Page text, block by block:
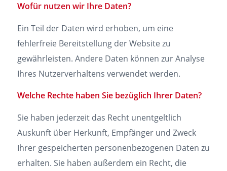
Wofür nutzen wir Ihre Daten?
Ein Teil der Daten wird erhoben, um eine
fehlerfreie Bereitstellung der Website zu
gewährleisten. Andere Daten können zur Analyse
Ihres Nutzerverhaltens verwendet werden.
Welche Rechte haben Sie bezüglich Ihrer Daten?
Sie haben jederzeit das Recht unentgeltlich
Auskunft über Herkunft, Empfänger und Zweck
Ihrer gespeicherten personenbezogenen Daten zu
erhalten. Sie haben außerdem ein Recht, die